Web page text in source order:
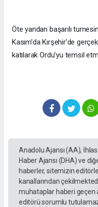
Öte yandan başarılı
Kasım’da Kırşehir’de
katılarak Ordu’yu temsil
Anadolu Ajansı (AA),
Haber Ajansı (DHA) ve
haberler, sitemizin
kanallarından
muhataplar haberi geçen
editörü sorumlu